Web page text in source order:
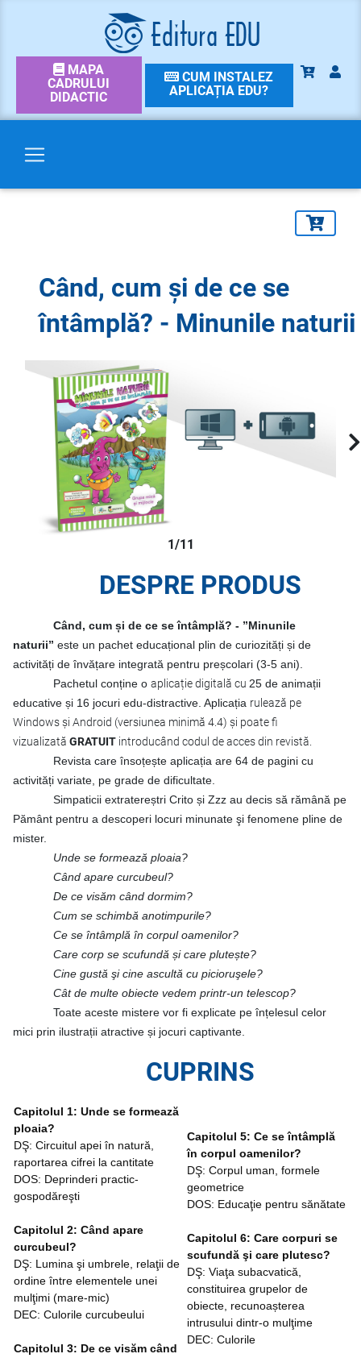
MAPA
CADRULUI
DIDACTIC
CUM INSTALEZ
APLICAȚIA EDU?
Când, cum și de ce se
întâmplă? - Minunile naturii
1/11
DESPRE PRODUS
Când, cum și de ce se întâmplă? - ”Minunile
naturii” este un pachet educațional plin de curiozități și de
activități de învățare integrată pentru preșcolari (3-5 ani).
Pachetul conține o aplicație digitală cu 25 de animații
educative și 16 jocuri edu-distractive. Aplicația rulează pe
Windows și Android (versiunea minimă 4.4) și poate fi
vizualizată GRATUIT introducând codul de acces din revistă.
Revista care însoțește aplicația are 64 de pagini cu
activități variate, pe grade de dificultate.
Simpaticii extratereștri Crito și Zzz au decis să rămână pe
Pământ pentru a descoperi locuri minunate şi fenomene pline de
mister.
Unde se formează ploaia?
Când apare curcubeul?
De ce visăm când dormim?
Cum se schimbă anotimpurile?
Ce se întâmplă în corpul oamenilor?
Care corp se scufundă și care plutește?
Cine gustă şi cine ascultă cu picioruşele?
Cât de multe obiecte vedem printr-un telescop?
Toate aceste mistere vor fi explicate pe înțelesul celor
mici prin ilustrații atractive și jocuri captivante.
CUPRINS
Capitolul 1: Unde se formează
ploaia?
DŞ: Circuitul apei în natură,
raportarea cifrei la cantitate
DOS: Deprinderi practic-
gospodăreşti
Capitolul 2: Când apare
curcubeul?
DŞ: Lumina şi umbrele, relaţii de
ordine între elementele unei
mulţimi (mare-mic)
DEC: Culorile curcubeului
Capitolul 3: De ce visăm când
Capitolul 5: Ce se întâmplă
în corpul oamenilor?
DŞ: Corpul uman, formele
geometrice
DOS: Educaţie pentru sănătate
Capitolul 6: Care corpuri se
scufundă şi care plutesc?
DŞ: Viaţa subacvatică,
constituirea grupelor de
obiecte, recunoașterea
intrusului dintr-o mulţime
DEC: Culorile